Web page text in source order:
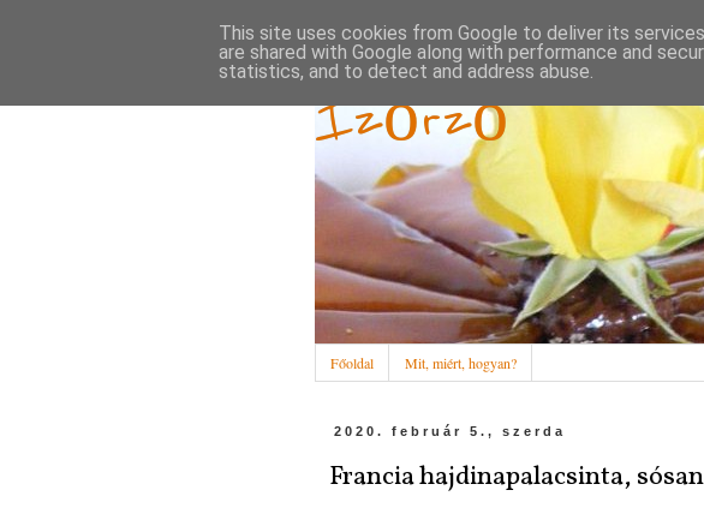
Ízőrző
Főoldal Mit, miért, hogyan?
2020. február 5., szerda
Francia hajdinapalacsinta,
This site uses cookies from Google to deliver its
are shared with Google along with performance and
statistics, and to detect and address abuse.